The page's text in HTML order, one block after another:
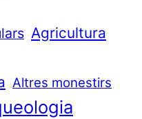
Agricultura
Altres monestirs